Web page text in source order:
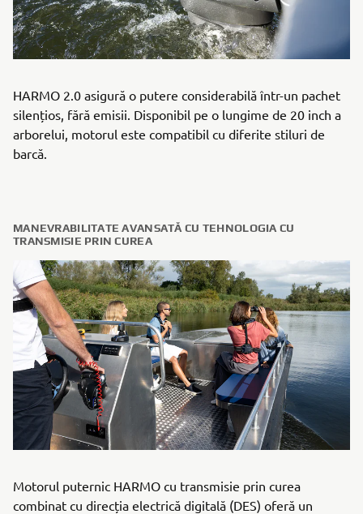
HARMO 2.0 asigură o putere considerabilă într-un pachet
silențios, fără emisii. Disponibil pe o lungime de 20 inch a
arborelui, motorul este compatibil cu diferite stiluri de
barcă.
MANEVRABILITATE AVANSATĂ CU TEHNOLOGIA CU
TRANSMISIE PRIN CUREA
Motorul puternic HARMO cu transmisie prin curea
combinat cu direcția electrică digitală (DES) oferă un